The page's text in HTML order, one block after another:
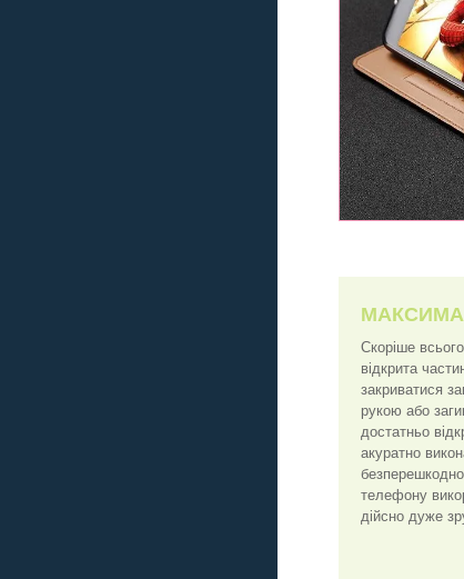
Скоріше
відкрита
закриватися
рукою або
достатньо
акуратно
телефону
дійсно дуже